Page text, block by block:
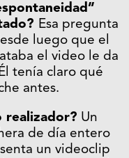
Esa pregunta
luego que el
el video le da
tenía claro qué
antes.
realizador? Un
de día entero
un videoclip